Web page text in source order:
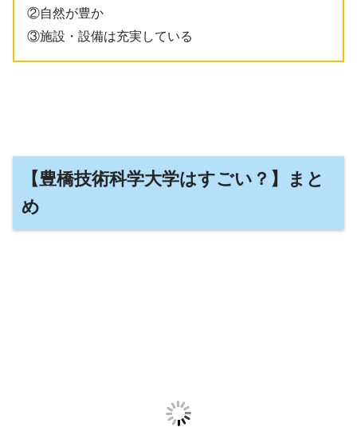
②自然が豊か
③施設・設備は充実している
【豊橋技術科学大学はすごい？】まと
め